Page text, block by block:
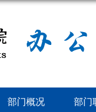
部门概况 部门